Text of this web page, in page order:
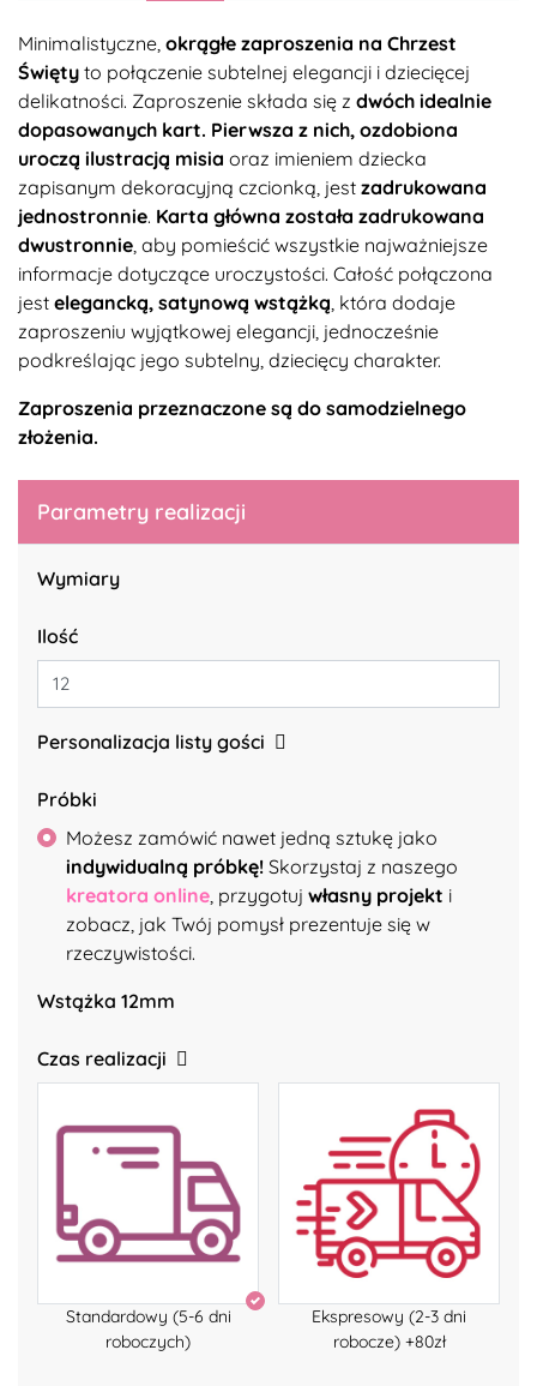
Minimalistyczne, okrągłe zaproszenia na Chrzest
Święty to połączenie subtelnej elegancji i dziecięcej
delikatności. Zaproszenie składa się z dwóch idealnie
dopasowanych kart. Pierwsza z nich, ozdobiona
uroczą ilustracją misia oraz imieniem dziecka
zapisanym dekoracyjną czcionką, jest zadrukowana
jednostronnie. Karta główna została zadrukowana
dwustronnie , aby pomieścić wszystkie najważniejsze
informacje dotyczące uroczystości. Całość połączona
jest elegancką, satynową wstążką , która dodaje
zaproszeniu wyjątkowej elegancji, jednocześnie
podkreślając jego subtelny, dziecięcy charakter.
Zaproszenia przeznaczone są do samodzielnego
złożenia.
Parametry realizacji
Wymiary
Ilość
Personalizacja listy gości
Próbki
Możesz zamówić nawet jedną sztukę jako
indywidualną próbkę! Skorzystaj z naszego
kreatora online, przygotuj własny projekt i
zobacz, jak Twój pomysł prezentuje się w
rzeczywistości.
Wstążka 12mm
Czas realizacji
Standardowy (5-6 dni
roboczych)
Ekspresowy (2-3 dni
robocze) +80zł